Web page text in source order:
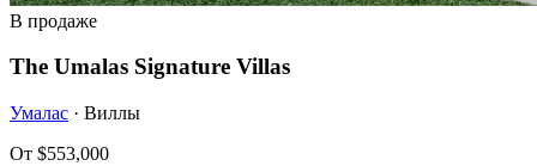
В продаже
The Umalas Signature Villas
Умалас · Виллы
От $553,000